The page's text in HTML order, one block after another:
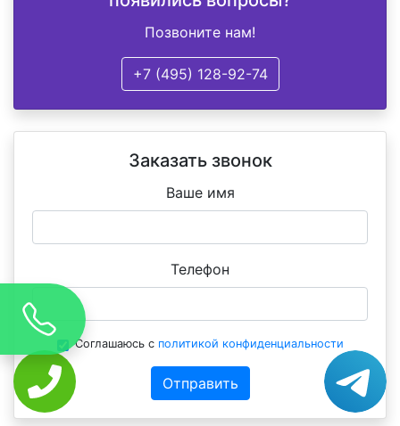
Позвоните нам!
+7 (495) 128-92-74
Заказать звонок
Ваше имя
Телефон
Соглашаюсь с политикой конфиденциальности
Отправить